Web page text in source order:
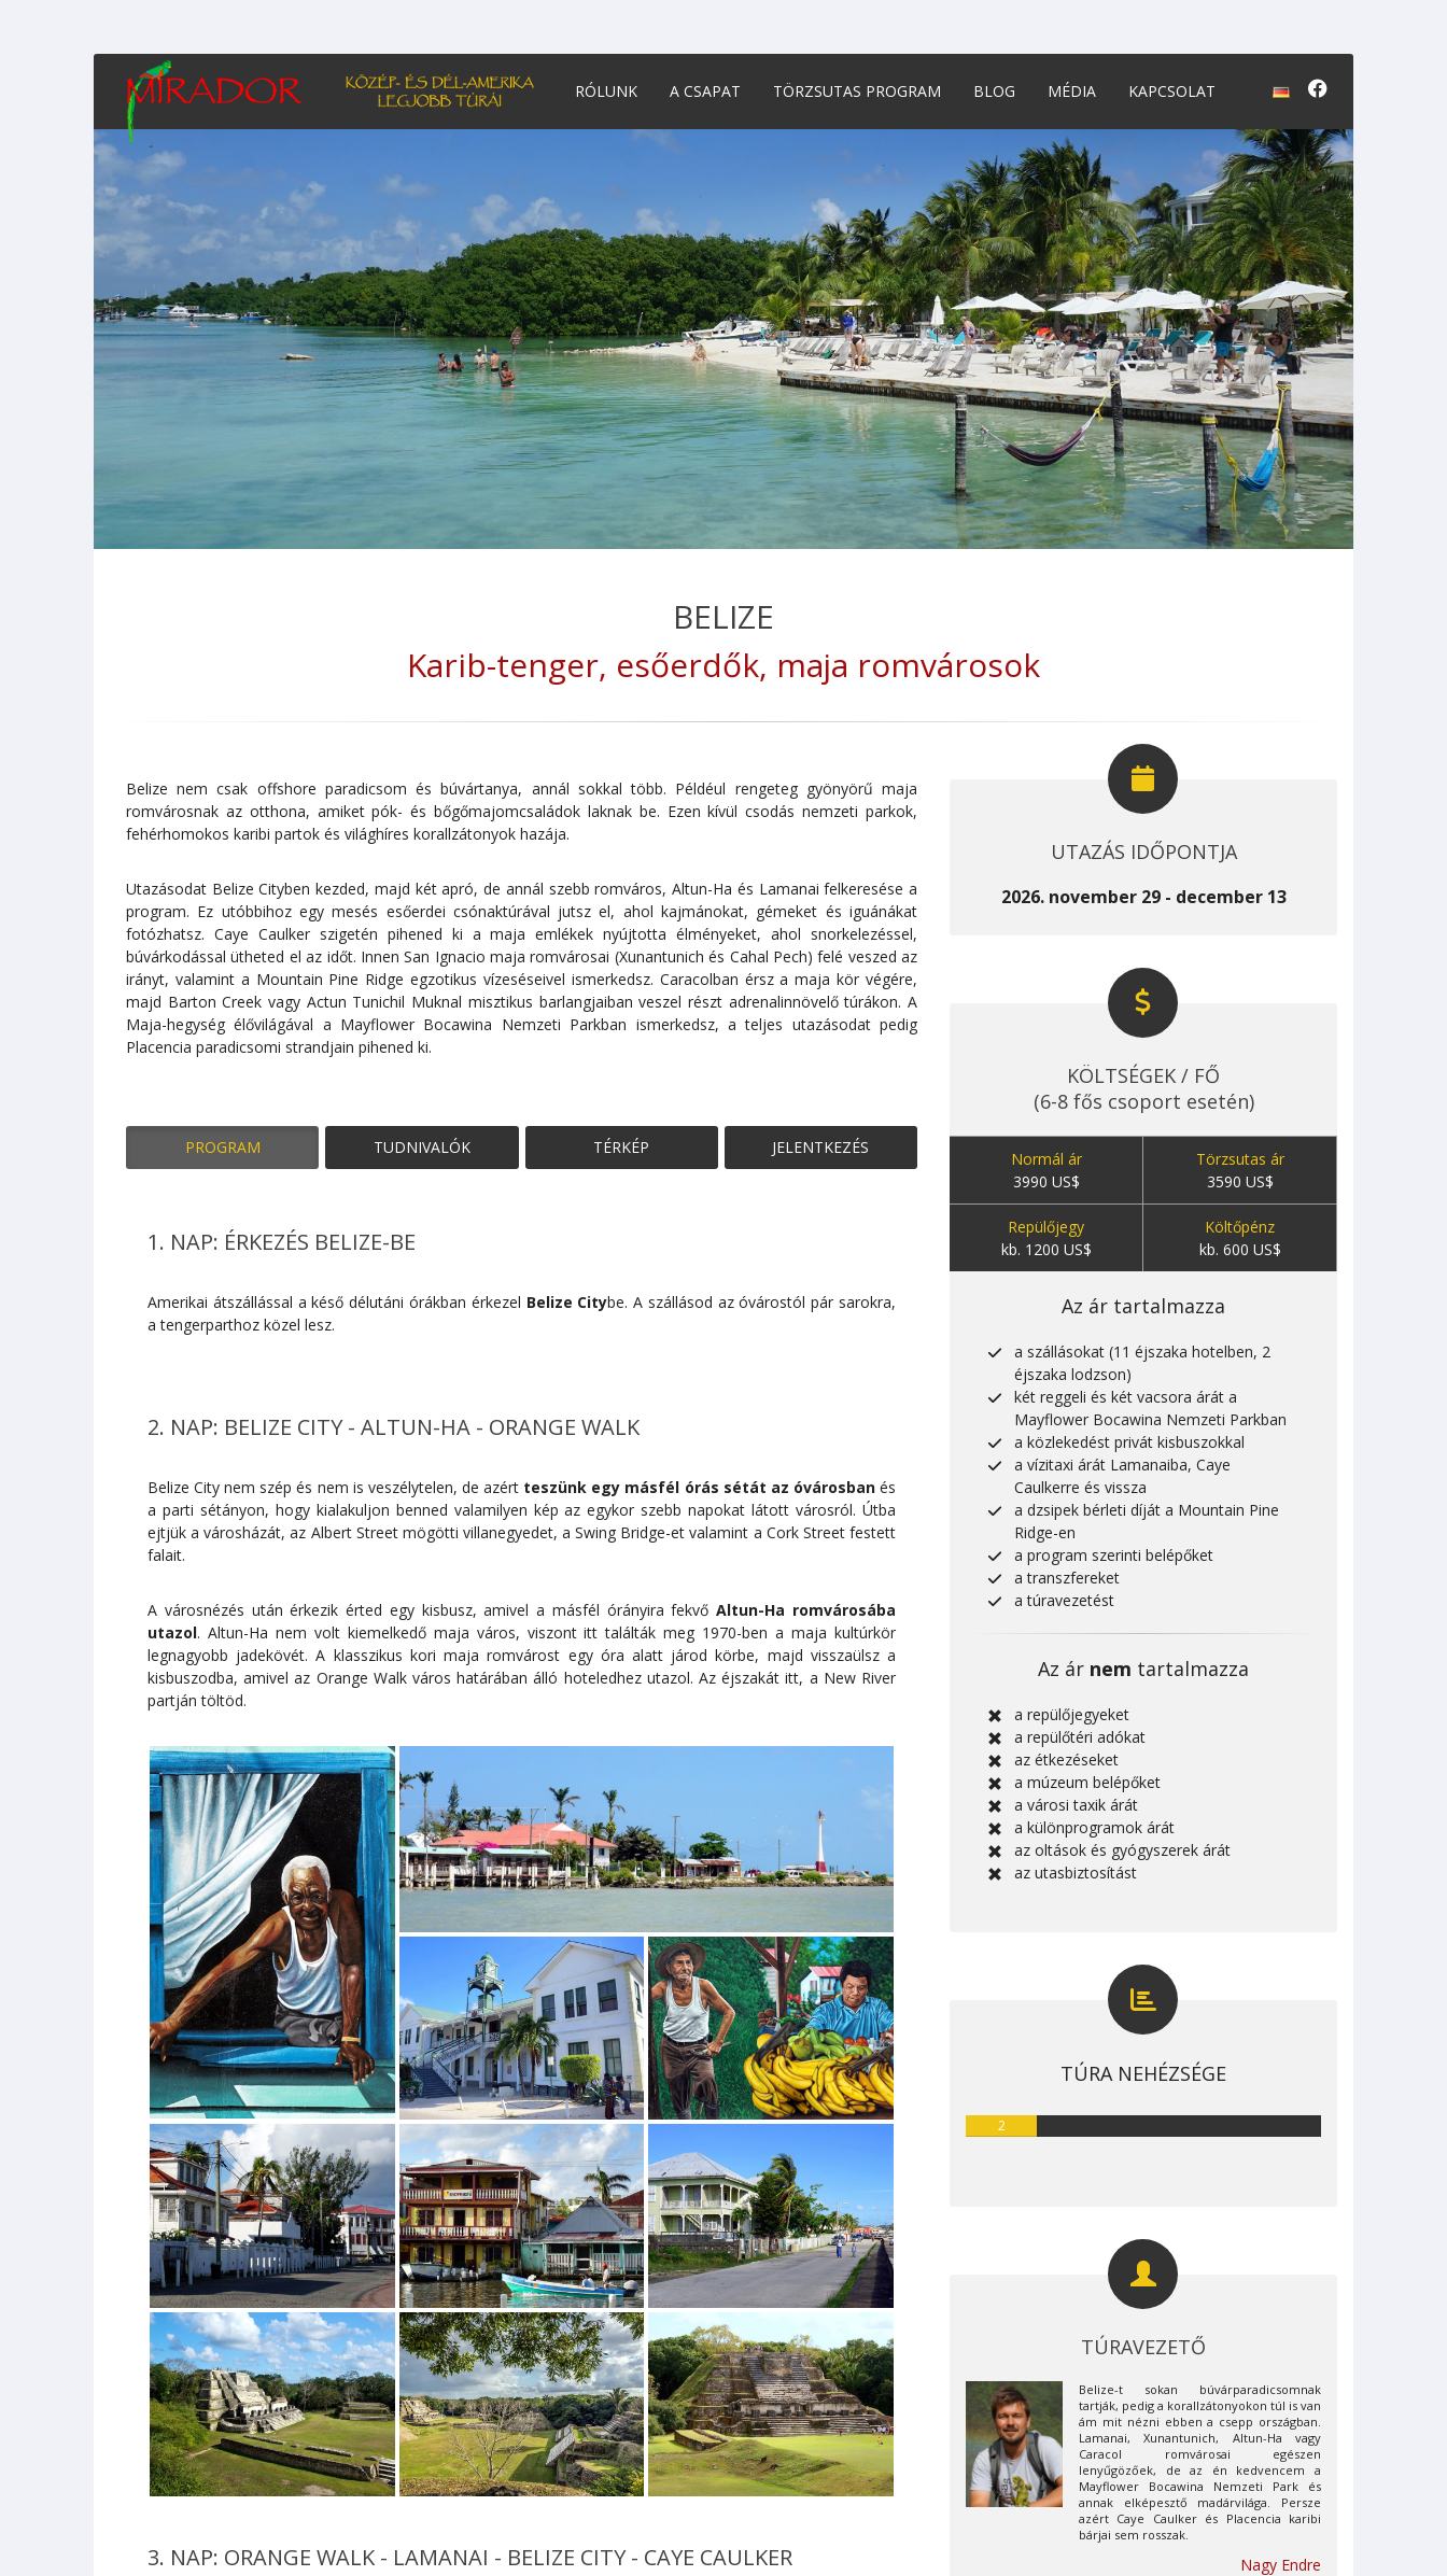
RÓLUNK A CSAPAT TÖRZSUTAS PROGRAM BLOG MÉDIA KAPCSOLAT
BELIZE
Karib-tenger, esőerdők, maja romvárosok
Belize nem csak offshore paradicsom és búvártanya, annál sokkal több. Példéul rengeteg gyönyörű maja
romvárosnak az otthona, amiket pók- és bőgőmajomcsaládok laknak be. Ezen kívül csodás nemzeti parkok,
fehérhomokos karibi partok és világhíres korallzátonyok hazája.
Utazásodat Belize Cityben kezded, majd két apró, de annál szebb romváros, Altun-Ha és Lamanai felkeresése a
program. Ez utóbbihoz egy mesés esőerdei csónaktúrával jutsz el, ahol kajmánokat, gémeket és iguánákat
fotózhatsz. Caye Caulker szigetén pihened ki a maja emlékek nyújtotta élményeket, ahol snorkelezéssel,
búvárkodással ütheted el az időt. Innen San Ignacio maja romvárosai (Xunantunich és Cahal Pech) felé veszed az
irányt, valamint a Mountain Pine Ridge egzotikus vízeséseivel ismerkedsz. Caracolban érsz a maja kör végére,
majd Barton Creek vagy Actun Tunichil Muknal misztikus barlangjaiban veszel részt adrenalinnövelő túrákon. A
Maja-hegység élővilágával a Mayflower Bocawina Nemzeti Parkban ismerkedsz, a teljes utazásodat pedig
Placencia paradicsomi strandjain pihened ki.
PROGRAM TUDNIVALÓK TÉRKÉP JELENTKEZÉS
1. NAP: ÉRKEZÉS BELIZE-BE
Amerikai átszállással a késő délutáni órákban érkezel Belize Citybe. A szállásod az óvárostól pár sarokra,
a tengerparthoz közel lesz.
2. NAP: BELIZE CITY - ALTUN-HA - ORANGE WALK
Belize City nem szép és nem is veszélytelen, de azért teszünk egy másfél órás sétát az óvárosbanés
a parti sétányon, hogy kialakuljon benned valamilyen kép az egykor szebb napokat látott városról. Útba
ejtjük a városházát, az Albert Street mögötti villanegyedet, a Swing Bridge-et valamint a Cork Street festett
falait.
A városnézés után érkezik érted egy kisbusz, amivel a másfél órányira fekvőAltun-Ha romvárosába
utazol. Altun-Ha nem volt kiemelkedő maja város, viszont itt találták meg 1970-ben a maja kultúrkör
legnagyobb jadekövét. A klasszikus kori maja romvárost egy óra alatt járod körbe, majd visszaülsz a
kisbuszodba, amivel az Orange Walk város határában álló hoteledhez utazol. Az éjszakát itt, a New River
partján töltöd.
3. NAP: ORANGE WALK - LAMANAI - BELIZE CITY - CAYE CAULKER
UTAZÁS IDŐPONTJA
2026. november 29 - december 13
KÖLTSÉGEK / FŐ
(6-8 fős csoport esetén)
Normál ár
3990 US$
Törzsutas ár
3590 US$
Repülőjegy
kb. 1200 US$
Költőpénz
kb. 600 US$
Az ár tartalmazza
a szállásokat (11 éjszaka hotelben, 2
éjszaka lodzson)
két reggeli és két vacsora árát a
Mayflower Bocawina Nemzeti Parkban
a közlekedést privát kisbuszokkal
a vízitaxi árát Lamanaiba, Caye
Caulkerre és vissza
a dzsipek bérleti díját a Mountain Pine
Ridge-en
a program szerinti belépőket
a transzfereket
a túravezetést
Az ár nem tartalmazza
a repülőjegyeket
a repülőtéri adókat
az étkezéseket
a múzeum belépőket
a városi taxik árát
a különprogramok árát
az oltások és gyógyszerek árát
az utasbiztosítást
TÚRA NEHÉZSÉGE
2
TÚRAVEZETŐ
Belize-t sokan búvárparadicsomnak
tartják, pedig a korallzátonyokon túl is van
ám mit nézni ebben a csepp országban.
Lamanai, Xunantunich, Altun-Ha vagy
Caracol romvárosai egészen
lenyűgözőek, de az én kedvencem a
Mayflower Bocawina Nemzeti Park és
annak elképesztő madárvilága. Persze
azért Caye Caulker és Placencia karibi
bárjai sem rosszak.
Nagy Endre